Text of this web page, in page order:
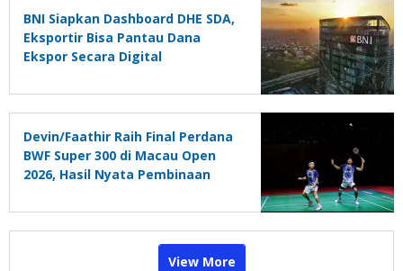
BNI Siapkan Dashboard DHE SDA,
Eksportir Bisa Pantau Dana
Ekspor Secara Digital
Devin/Faathir Raih Final Perdana
BWF Super 300 di Macau Open
2026, Hasil Nyata Pembinaan
View More